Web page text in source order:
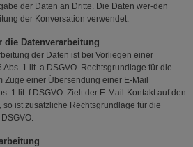
der Daten an Dritte. Die Daten wer-den
der Konversation verwendet.
die Datenverarbeitung
der Daten ist bei Vorliegen einer
Abs. 1 lit. a DSGVO. Rechtsgrundlage für die
Zuge einer Übersendung einer E-Mail
1 lit. f DSGVO. Zielt der E-Mail-Kontakt auf den
ist zusätzliche Rechtsgrundlage für die